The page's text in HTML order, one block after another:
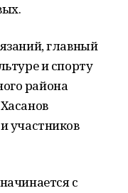
главный
и спорту
района
участников
с